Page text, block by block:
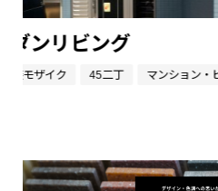
モダンリビング
外装モザイク 45二丁